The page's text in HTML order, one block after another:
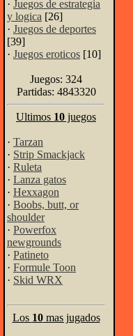
· Juegos de estrategia
y logica [26]
· Juegos de deportes
[39]
· Juegos eroticos [10]
Juegos: 324
Partidas: 4843320
Ultimos 10 juegos
· Tarzan
· Strip Smackjack
· Ruleta
· Lanza gatos
· Hexxagon
· Boobs, butt, or
shoulder
· Powerfox
newgrounds
· Patineto
· Formule Toon
· Skid WRX
Los 10mas jugados